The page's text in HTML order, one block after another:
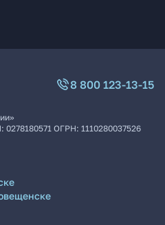
8 800 123-13-15
0278180571 ОГРН: 1110280037526